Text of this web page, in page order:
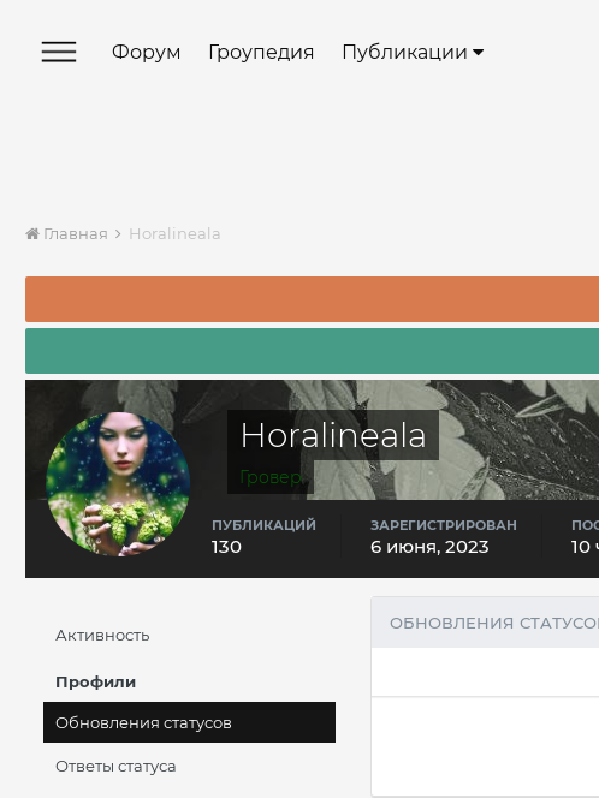
Форум Гроупедия Публикации
Главная Horalineala
Horalineala
Гровер
ПУБЛИКАЦИЙ
130
ЗАРЕГИСТРИРОВАН
6 июня, 2023 10
Активность
Профили
Обновления статусов
Ответы статуса
ОБНОВЛЕНИЯ